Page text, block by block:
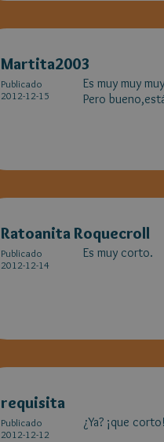
Martita2003
Publicado
2012-12-15
Es muy muy
Pero
Ratoanita Roquecroll
Publicado
2012-12-14
Es muy corto.
requisita
Publicado
2012-12-12
¿Ya? ¡que